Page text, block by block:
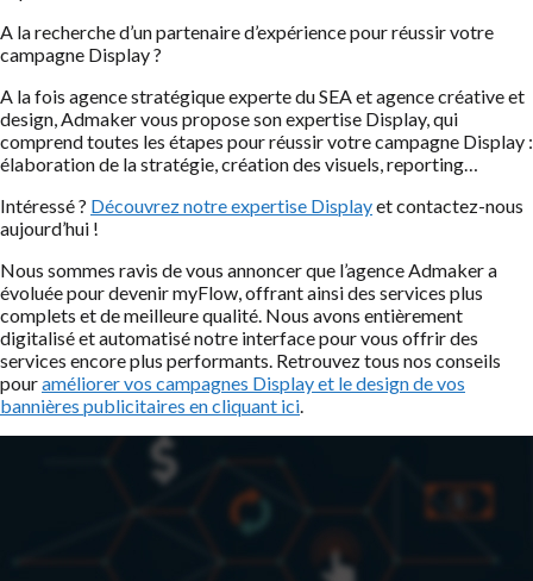
A la recherche d’un partenaire d’expérience pour réussir votre
campagne Display ?
A la fois agence stratégique experte du SEA et agence créative et
design, Admaker vous propose son expertise Display, qui
comprend toutes les étapes pour réussir votre campagne Display :
élaboration de la stratégie, création des visuels, reporting…
Intéressé ? Découvrez notre expertise Displayet contactez-nous
aujourd’hui !
Nous sommes ravis de vous annoncer que l’agence Admaker a
évoluée pour devenir myFlow, offrant ainsi des services plus
complets et de meilleure qualité. Nous avons entièrement
digitalisé et automatisé notre interface pour vous offrir des
services encore plus performants. Retrouvez tous nos conseils
pouraméliorer vos campagnes Display et le design de vos
bannières publicitaires en cliquant ici.